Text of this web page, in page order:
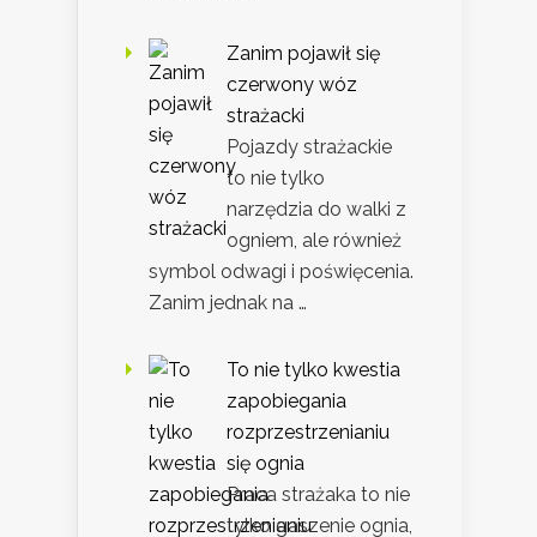
Zanim pojawił się
czerwony wóz
strażacki
Pojazdy strażackie
to nie tylko
narzędzia do walki z
ogniem, ale również
symbol odwagi i poświęcenia.
Zanim jednak na …
To nie tylko kwestia
zapobiegania
rozprzestrzenianiu
się ognia
Praca strażaka to nie
tylko gaszenie ognia,